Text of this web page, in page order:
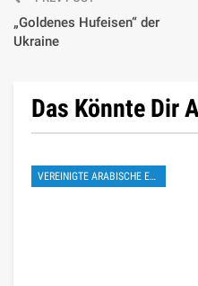
„Goldenes Hufeisen“ der
Ukraine
Das Könnte Dir
VEREINIGTE ARABISCHE EMIRATE